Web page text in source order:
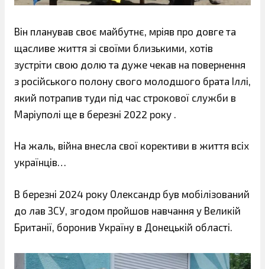
Він планував своє майбутнє, мріяв про довге та
щасливе життя зі своїми близькими, хотів
зустріти свою долю та дуже чекав на повернення
з російського полону свого молодшого брата Іллі,
який потрапив туди під час строкової служби в
Маріуполі ще в березні 2022 року .
На жаль, війна внесла свої корективи в життя всіх
українців…
В березні 2024 року Олександр був мобілізований
до лав ЗСУ, згодом пройшов навчання у Великій
Британії, боронив Україну в Донецькій області.